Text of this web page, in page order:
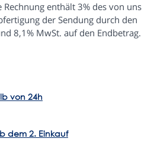
enthält 3% des von uns
der Sendung durch den
8,1% MwSt. auf den Endbetrag.
von 24h
dem 2. Einkauf